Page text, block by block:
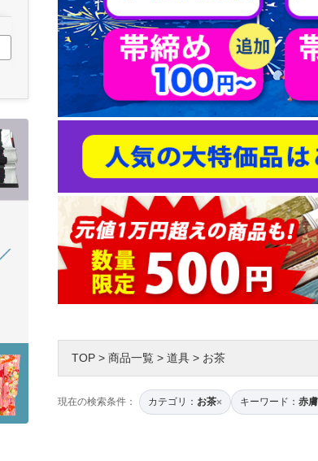
TOP > 商品一覧 > 道具 > お茶
現在の検索条件： カテゴリ： お茶× キーワード： 赤